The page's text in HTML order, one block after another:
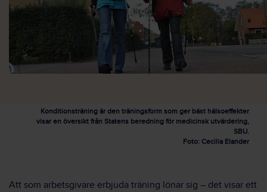
Konditionsträning är den träningsform som ger bäst hälsoeffekter
visar en översikt från Statens beredning för medicinsk utvärdering,
SBU.
Foto: Cecilia Elander
Att som arbetsgivare erbjuda träning lönar sig – det visar ett